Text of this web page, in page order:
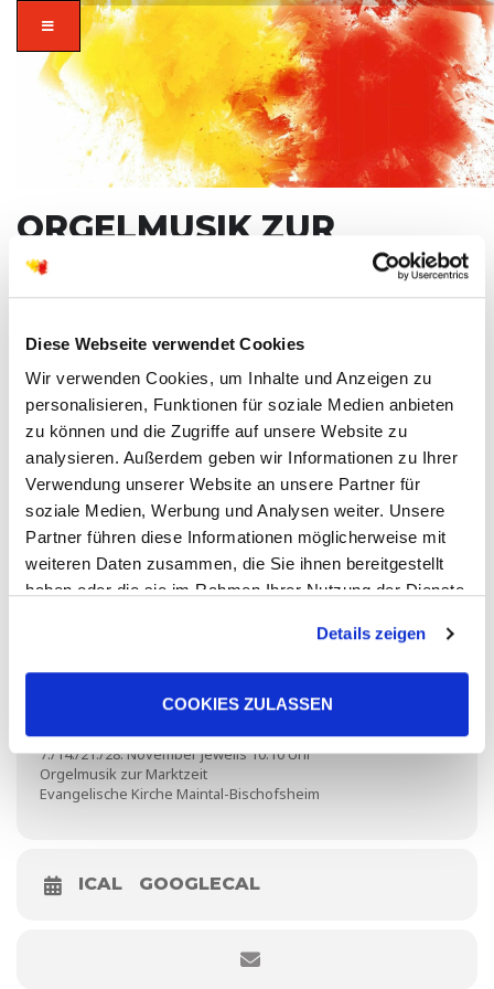
Diese Webseite verwendet Cookies
Wir verwenden Cookies, um Inhalte und Anzeigen zu
personalisieren, Funktionen für soziale Medien anbieten
zu können und die Zugriffe auf unsere Website zu
analysieren. Außerdem geben wir Informationen zu Ihrer
Verwendung unserer Website an unsere Partner für
soziale Medien, Werbung und Analysen weiter. Unsere
Partner führen diese Informationen möglicherweise mit
weiteren Daten zusammen, die Sie ihnen bereitgestellt
haben oder die sie im Rahmen Ihrer Nutzung der Dienste
Cookies, wenn Sie unsere Webseite weiterhin nutzen.
Details zeigen
COOKIES ZULASSEN
zusammen in
vielfalt glauben.
ORGELMUSIK ZUR
MARKTZEIT
BISCHOFSHEIM
FR
07
ZEIT
(Freitag) 10:10
ORT
VERANSTALTUNGSBESCHREIBUNG
7./14./21./28. November jeweils 10.10 Uhr
Orgelmusik zur Marktzeit
Evangelische Kirche Maintal-Bischofsheim
ICAL GOOGLECAL